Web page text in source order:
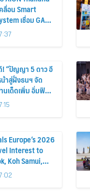
ลื่อน Smart
เชื่อม GAC
นต์ MPV ระดับ
ลังงานแสง
! “ปัญญา 5 ดาว อี
าสู่ฝั่งธนฯ จัด
นเด็ดเพิ่ม อิ่มฟิน
Europe’s 2026
Interest to
Koh Samui,
the Top